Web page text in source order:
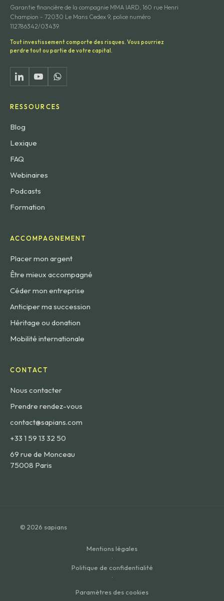
Garantie financière de la compagnie MMA IARD, 160 rue Henri
Champion - 72030 Le Mans Cedex 9, police numéro
112786342/03439.
Tout investissement comporte des risques. Vous pourriez
perdre tout ou partie de votre capital.
RESSOURCES
Blog
Lexique
FAQ
Webinaires
Podcasts
Formation
ACCOMPAGNEMENT
Placer mon argent
Être mieux accompagné
Céder mon entreprise
Anticiper ma succession
Héritage ou donation
Mobilité internationale
CONTACT
Nous contacter
Prendre rendez-vous
contact@sapians.com
+33 1 59 13 32 50
69 rue de Monceau
75008 Paris
© 2026 sapians
Mentions légales
·
Politique de confidentialité
·
Paramètres des cookies